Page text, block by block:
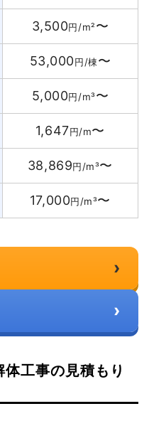
3,500円/m²〜
53,000円/棟〜
5,000円/m³〜
1,647円/m〜
38,869円/m³〜
17,000円/m³〜
›
›
工事の見積もり